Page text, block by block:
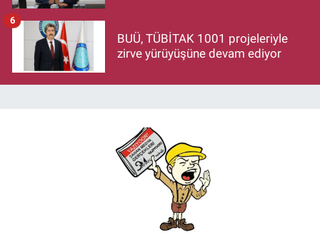
BUÜ, TÜBİTAK 1001 projeleriyle
zirve yürüyüşüne devam ediyor
6